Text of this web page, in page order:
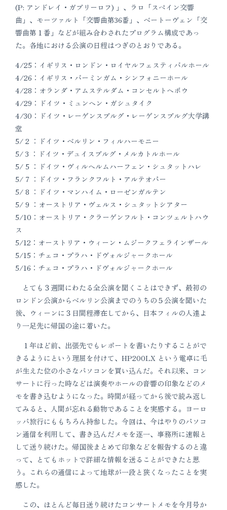
(P: アンドレイ・ガブリーロフ) 」、ラロ「スペイン交響
曲」、モーツァルト「交響曲第36番」、ベートーヴェン「交
響曲第１番」などが組み合わされたプログラム構成であっ
た。各地における公演の日程はつぎのとおりである。
4/25：イギリス・ロンドン・ロイヤルフェスティバルホール
4/26：イギリス・バーミンガム・シンフォニーホール
4/28：オランダ・アムステルダム・コンセルトヘボウ
4/29：ドイツ・ミュンヘン・ガシュタイク
4/30：ドイツ・レーゲンスブルグ・レーゲンスブルグ大学講
堂
5/ 2 ：ドイツ・ベルリン・フィルハーモニー
5/ 3 ：ドイツ・デュイスブルグ・メルカトルホール
5/ 5 ：ドイツ・ヴィルヘルムハーフェン・シュタットハレ
5/ 7 ：ドイツ・フランクフルト・アルテオパー
5/ 8 ：ドイツ・マンハイム・ローゼンガルテン
5/ 9 ：オーストリア・ヴェルス・シュタットシアター
5/10：オーストリア・クラーゲンフルト・コンツェルトハウ
ス
5/12：オーストリア・ウィーン・ムジークフェラインザール
5/15：チェコ・プラハ・ドヴォルジャークホール
5/16：チェコ・プラハ・ドヴォルジャークホール
とても３週間にわたる全公演を聞くことはできず、最初の
ロンドン公演からベルリン公演までのうちの５公演を聞いた
後、ウィーンに３日間程滞在してから、日本フィルの人達よ
り一足先に帰国の途に着いた。
１年ほど前、出張先でもレポートを書いたりすることがで
きるようにという理屈を付けて、HP200LX という電卓に毛
が生えた位の小さなパソコンを買い込んだ。それ以来、コン
サートに行った時などは演奏やホールの音響の印象などのメ
モを書き込むようになった。時間が経ってから後で読み返し
てみると、人間が忘れる動物であることを実感する。ヨーロ
ッパ旅行にももちろん持参した。今回は、今はやりのパソコ
ン通信を利用して、書き込んだメモを逐一、事務所に速報と
して送り続けた。帰国後まとめて印象などを報告するのと違
って、とてもホットで詳細な情報を送ることができたと思
う。これらの通信によって地球が一段と狭くなったことを実
感した。
この、ほとんど毎日送り続けたコンサートメモを今月号か